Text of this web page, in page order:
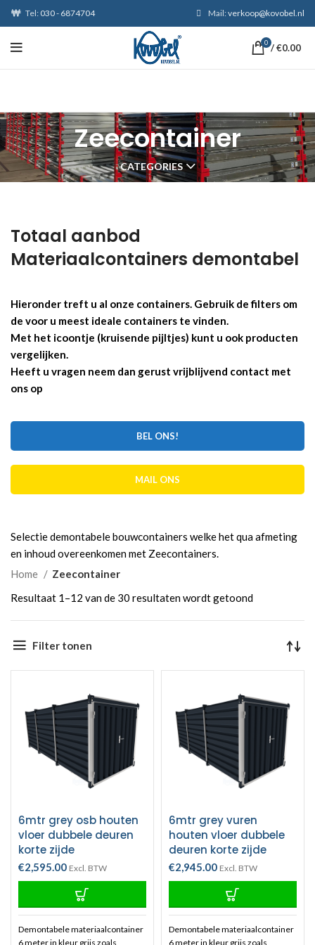
Tel: 030 - 6874704 Mail:verkoop@kovobel.nl
0 /€0.00
Zeecontainer
CATEGORIES
Totaal aanbod
Materiaalcontainers demontabel
Hieronder treft u al onze containers. Gebruik de filters om
de voor u meest ideale containers te vinden.
Met het icoontje (kruisende pijltjes) kunt u ook producten
vergelijken.
Heeft u vragen neem dan gerust vrijblijvend contact met
ons op
BEL ONS!
MAIL ONS
Selectie demontabele bouwcontainers welke het qua afmeting
en inhoud overeenkomen met Zeecontainers.
Home
Zeecontainer
Resultaat 1–12 van de 30 resultaten wordt getoondGesorteerd
Filter tonen
6mtr grey osb houten
vloer dubbele deuren
korte zijde
€2,595.00 Excl. BTW
Demontabele materiaalcontainer
6 meter in kleur grijs zoals
6mtr grey vuren
houten vloer dubbele
deuren korte zijde
€2,945.00 Excl. BTW
Demontabele materiaalcontainer
6 meter in kleur grijs zoals